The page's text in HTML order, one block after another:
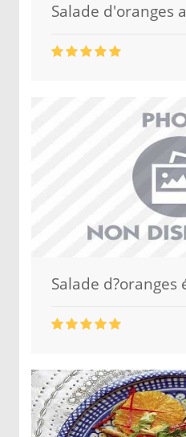
Salade d'oranges
Salade d?oranges